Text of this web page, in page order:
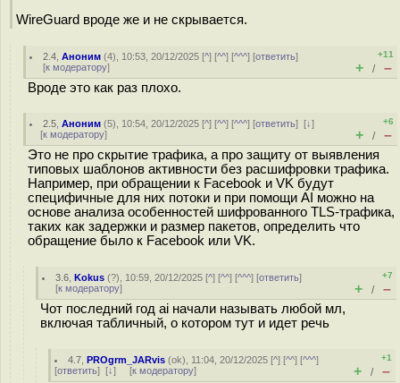
WireGuard вроде же и не скрывается.
2.4 ,Аноним (4), 10:53, 20/12/2025 [^] [^^] [^^^] [ответить]
[к модератору]
+11
+ / –
Вроде это как раз плохо.
2.5 ,Аноним (5), 10:54, 20/12/2025 [^] [^^] [^^^] [ответить][↓]
[к модератору]
+6
+ / –
Это не про скрытие трафика, а про защиту от выявления
типовых шаблонов активности без расшифровки трафика.
Например, при обращении к Facebook и VK будут
специфичные для них потоки и при помощи AI можно на
основе анализа особенностей шифрованного TLS-трафика,
таких как задержки и размер пакетов, определить что
обращение было к Facebook или VK.
3.6 ,Kokus (?), 10:59, 20/12/2025 [^] [^^] [^^^] [ответить]
[к модератору]
+7
+ / –
Чот последний год ai начали называть любой мл,
включая табличный, о котором тут и идет речь
4.7 ,PROgrm_JARvis (ok), 11:04, 20/12/2025 [^] [^^] [^^^]
[ответить] [↓] [к модератору]
+1
+ / –